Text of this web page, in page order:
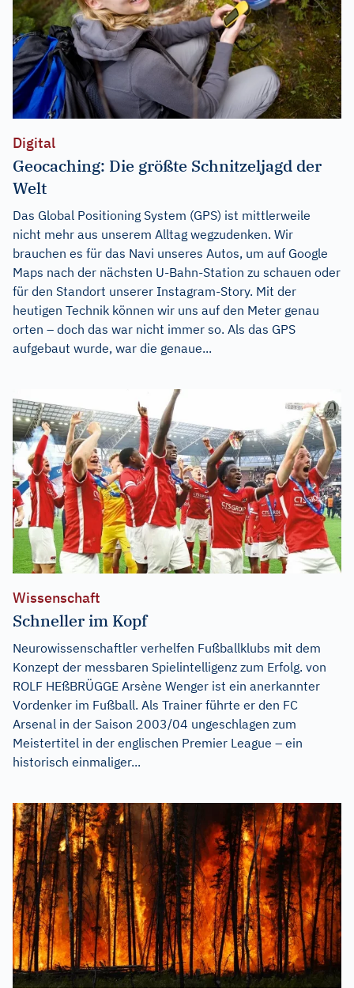
Digital
Geocaching: Die größte Schnitzeljagd der
Welt
Das Global Positioning System (GPS) ist mittlerweile
nicht mehr aus unserem Alltag wegzudenken. Wir
brauchen es für das Navi unseres Autos, um auf Google
Maps nach der nächsten U-Bahn-Station zu schauen oder
für den Standort unserer Instagram-Story. Mit der
heutigen Technik können wir uns auf den Meter genau
orten – doch das war nicht immer so. Als das GPS
aufgebaut wurde, war die genaue...
Wissenschaft
Schneller im Kopf
Neurowissenschaftler verhelfen Fußballklubs mit dem
Konzept der messbaren Spielintelligenz zum Erfolg. von
ROLF HEßBRÜGGE Arsène Wenger ist ein anerkannter
Vordenker im Fußball. Als Trainer führte er den FC
Arsenal in der Saison 2003/04 ungeschlagen zum
Meistertitel in der englischen Premier League – ein
historisch einmaliger...